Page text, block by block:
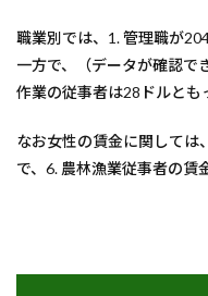
職業別では、1. 管理職が
一方で、（データが確認で
作業の従事者は28ドルとも
なお女性の賃金に関しては
で、6. 農林漁業従事者の賃